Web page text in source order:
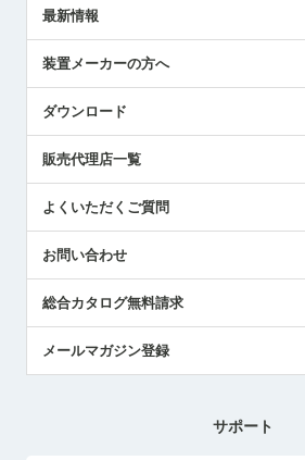
受賞履歴
採用情報
国/地域/言語
ツールセッタ製品
エアマイクロセンサ製品
最新情報
メトロールの技術
社員ブログ
中小企業のBCP地震対策
センサのテクニカルガイド
社長ブログ
装置メーカーの方へ
ダウンロード
販売代理店一覧
よくいただくご質問
お問い合わせ
総合カタログ無料請求
メールマガジン登録
サポート